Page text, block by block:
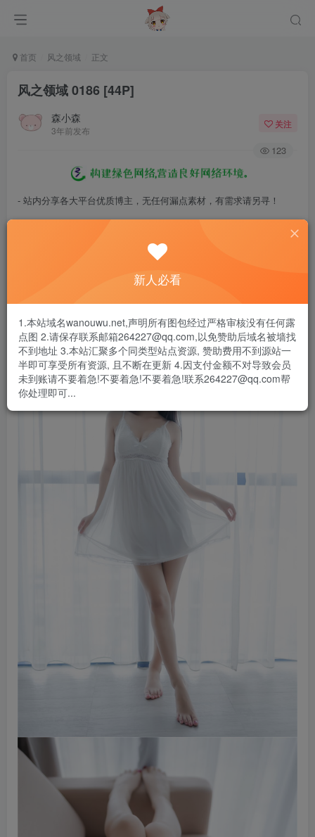
首页 风之领域 正文
风之领域 0186 [44P]
森小森
3年前发布
关注
123
- 站内分享各大平台优质博主，无任何漏点素材，有需求请另寻！
- 百度网盘提示提取码错误，请更换浏览器重试，这是百度网盘版本问
- 遇见解压密码不对、无法解压，请查看
- 资源失效/充值未到账/账号解禁...等问题请《提交工单》
新人必看
1.本站域名wanouwu.net,声明所有图包经过严格审核没有任何露
点图 2.请保存联系邮箱264227@qq.com,以免赞助后域名被墙找
不到地址 3.本站汇聚多个同类型站点资源, 赞助费用不到源站一
半即可享受所有资源, 且不断在更新 4.因支付金额不对导致会员
未到账请不要着急!不要着急!不要着急!联系264227@qq.com帮
你处理即可...